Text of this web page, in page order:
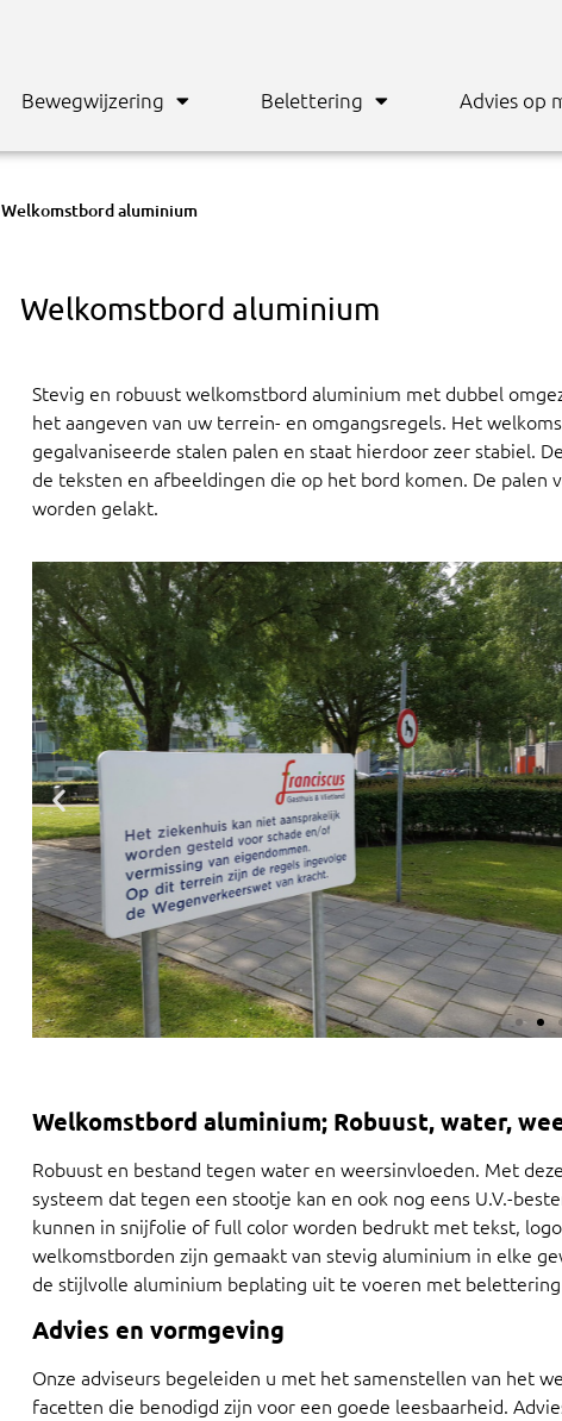
Bewegwijzering Belettering Advies op
Welkomstbord aluminium
Welkomstbord aluminium
Stevig en robuust welkomstbord aluminium met dubbel
het aangeven van uw terrein- en omgangsregels. Het
gegalvaniseerde stalen palen en staat hierdoor zeer stabiel.
de teksten en afbeeldingen die op het bord komen. De
worden gelakt.
Welkomstbord aluminium; Robuust, water,
Robuust en bestand tegen water en weersinvloeden. Met
systeem dat tegen een stootje kan en ook nog eens U.V.-
kunnen in snijfolie of full color worden bedrukt met tekst,
welkomstborden zijn gemaakt van stevig aluminium in elke
de stijlvolle aluminium beplating uit te voeren met
Advies en vormgeving
Onze adviseurs begeleiden u met het samenstellen van het
facetten die benodigd zijn voor een goede leesbaarheid.